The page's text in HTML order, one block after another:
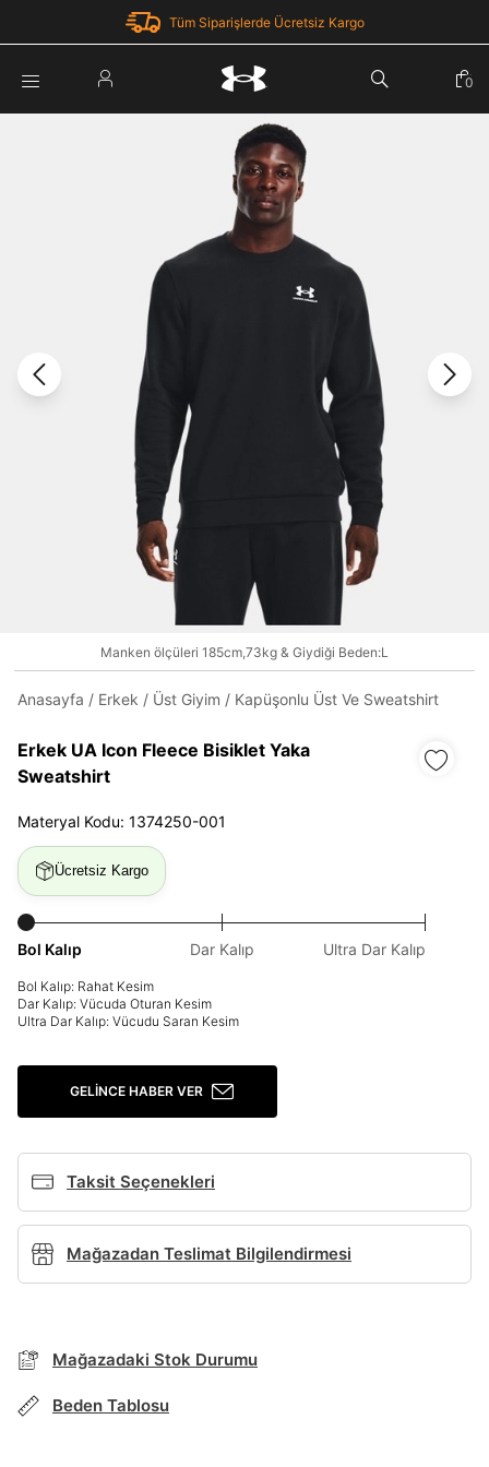
Tüm Siparişlerde Ücretsiz Kargo
Şifremi Unuttum
Under Armour'da yeni misiniz? Kayıt Ol
Üye Olmadan Devam Et
0
Manken ölçüleri 185cm,73kg & Giydiği Beden:L
Anasayfa / Erkek / Üst Giyim / Kapüşonlu Üst Ve Sweatshirt
Erkek UA Icon Fleece Bisiklet Yaka
Sweatshirt
Materyal Kodu: 1374250-001
Ücretsiz Kargo
Bol Kalıp Dar Kalıp Ultra Dar Kalıp
Bol Kalıp: Rahat Kesim
Dar Kalıp: Vücuda Oturan Kesim
Ultra Dar Kalıp: Vücudu Saran Kesim
GELINCE HABER VER
Taksit Seçenekleri
TAKSİT SEÇENEKLERİ
Mağazadan Teslimat Bilgilendirmesi
Mağazadaki Stok Durumu
Beden Tablosu
Parola Yenileme
Zaten hesabın var mı? Giriş yap
Daha hızlı ödeme. Hızlı sipariş takibi.
Kolay iade ve değişim.
Şifre
Şifremi Unuttum
Giriş Yap
Telefon Numarası*
Şifre*